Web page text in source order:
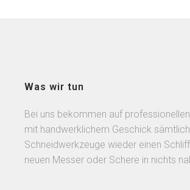
Was wir tun
Bei uns bekommen auf
mit handwerklichem Geschick
Schneidwerkzeuge wieder einen
neuen Messer oder Schere in nichts